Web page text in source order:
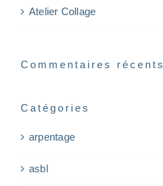
Atelier Collage
Commentaires récents
Catégories
arpentage
asbl